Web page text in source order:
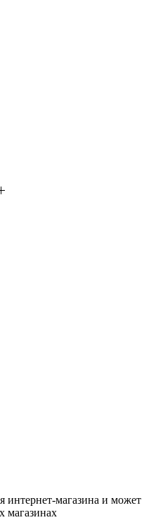
интернет-магазина и может
магазинах